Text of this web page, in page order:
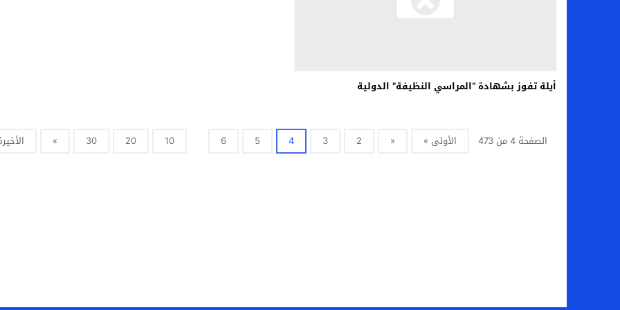
أيلة تفوز بشهادة “المراسي النظيفة” الدولية
الصفحة 4 من 473 الأولى » «
2
3
4
5
6
10
20
30
»